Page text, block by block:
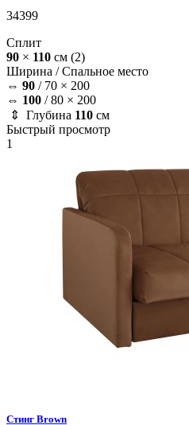
34399
Сплит
90 × 110 см (2)
Ширина /Спальное место
⇔ 90 / 70 × 200
⇔ 100 /80 × 200
⇕ Глубина 110 см
Быстрый просмотр
1
Стинг Brown